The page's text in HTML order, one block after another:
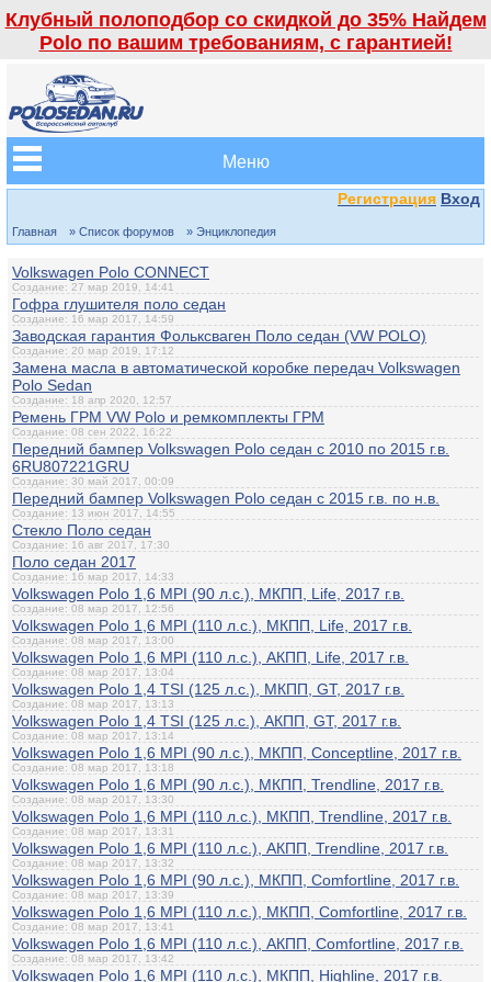
Клубный полоподбор со скидкой до 35% Найдем
Polo по вашим требованиям, с гарантией!
Меню
Регистрация Вход
Главная » Список форумов » Энциклопедия
Volkswagen Polo CONNECT
Создание: 27 мар 2019, 14:41
Гофра глушителя поло седан
Создание: 16 мар 2017, 14:59
Заводская гарантия Фольксваген Поло седан (VW POLO)
Создание: 20 мар 2019, 17:12
Замена масла в автоматической коробке передач Volkswagen
Polo Sedan
Создание: 18 апр 2020, 12:57
Ремень ГРМ VW Polo и ремкомплекты ГРМ
Создание: 08 сен 2022, 16:22
Передний бампер Volkswagen Polo седан с 2010 по 2015 г.в.
6RU807221GRU
Создание: 30 май 2017, 00:09
Передний бампер Volkswagen Polo седан с 2015 г.в. по н.в.
Создание: 13 июн 2017, 14:55
Стекло Поло седан
Создание: 16 авг 2017, 17:30
Поло седан 2017
Создание: 16 мар 2017, 14:33
Volkswagen Polo 1,6 MPI (90 л.с.), МКПП, Life, 2017 г.в.
Создание: 08 мар 2017, 12:56
Volkswagen Polo 1,6 MPI (110 л.с.), МКПП, Life, 2017 г.в.
Создание: 08 мар 2017, 13:00
Volkswagen Polo 1,6 MPI (110 л.с.), АКПП, Life, 2017 г.в.
Создание: 08 мар 2017, 13:04
Volkswagen Polo 1,4 TSI (125 л.с.), МКПП, GT, 2017 г.в.
Создание: 08 мар 2017, 13:13
Volkswagen Polo 1,4 TSI (125 л.с.), АКПП, GT, 2017 г.в.
Создание: 08 мар 2017, 13:14
Volkswagen Polo 1,6 MPI (90 л.с.), МКПП, Conceptline, 2017 г.в.
Создание: 08 мар 2017, 13:18
Volkswagen Polo 1,6 MPI (90 л.с.), МКПП, Trendline, 2017 г.в.
Создание: 08 мар 2017, 13:30
Volkswagen Polo 1,6 MPI (110 л.с.), МКПП, Trendline, 2017 г.в.
Создание: 08 мар 2017, 13:31
Volkswagen Polo 1,6 MPI (110 л.с.), АКПП, Trendline, 2017 г.в.
Создание: 08 мар 2017, 13:32
Volkswagen Polo 1,6 MPI (90 л.с.), МКПП, Comfortline, 2017 г.в.
Создание: 08 мар 2017, 13:39
Volkswagen Polo 1,6 MPI (110 л.с.), МКПП, Comfortline, 2017 г.в.
Создание: 08 мар 2017, 13:41
Volkswagen Polo 1,6 MPI (110 л.с.), АКПП, Comfortline, 2017 г.в.
Создание: 08 мар 2017, 13:42
Volkswagen Polo 1,6 MPI (110 л.с.), МКПП, Highline, 2017 г.в.